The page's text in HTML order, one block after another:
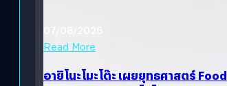
Read More
อายิโนะโมะโต๊ะ เผยยุทธศาสตร์ Food